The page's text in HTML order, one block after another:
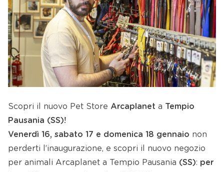
Scopri il nuovo Pet Store Arcaplanet a Tempio
Pausania (SS)!
Venerdì 16, sabato 17 e domenica 18 gennaio non
perderti l’inaugurazione, e scopri il nuovo negozio
per animali Arcaplanet a Tempio Pausania (SS): per